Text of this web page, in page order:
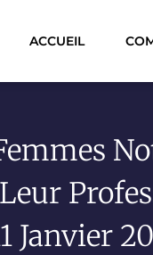
ACCUEIL
Janvier